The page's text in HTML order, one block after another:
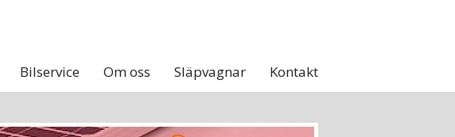
Bilservice Om oss Släpvagnar Kontakt